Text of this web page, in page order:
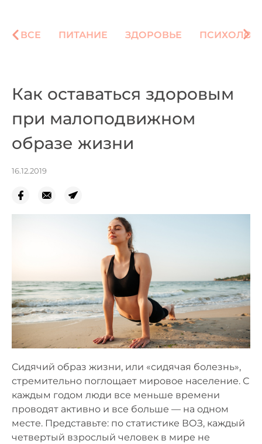
ВСЕ ПИТАНИЕ ЗДОРОВЬЕ
Как оставаться здоровым
при малоподвижном
образе жизни
16.12.2019
Сидячий образ жизни, или «сидячая болезнь»,
стремительно поглощает мировое население. С
каждым годом люди все меньше времени
проводят активно и все больше — на одном
месте. Представьте: по статистике ВОЗ, каждый
четвертый взрослый человек в мире не